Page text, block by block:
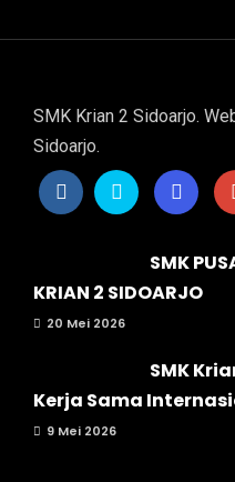
SMK Krian 2 Sidoarjo.
Sidoarjo.
SMK
KRIAN 2 SIDOARJO
20 Mei 2026
SMK
Kerja Sama
9 Mei 2026